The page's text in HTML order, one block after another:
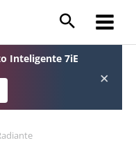
Main
Inteligente 7iE
×